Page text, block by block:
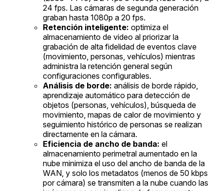
24 fps. Las cámaras de segunda generación
graban hasta 1080p a 20 fps.
Retención inteligente: optimiza el
almacenamiento de video al priorizar la
grabación de alta fidelidad de eventos clave
(movimiento, personas, vehículos) mientras
administra la retención general según
configuraciones configurables.
Análisis de borde: análisis de borde rápido,
aprendizaje automático para detección de
objetos (personas, vehículos), búsqueda de
movimiento, mapas de calor de movimiento y
seguimiento histórico de personas se realizan
directamente en la cámara.
Eficiencia de ancho de banda: el
almacenamiento perimetral aumentado en la
nube minimiza el uso del ancho de banda de la
WAN, y solo los metadatos (menos de 50 kbps
por cámara) se transmiten a la nube cuando las